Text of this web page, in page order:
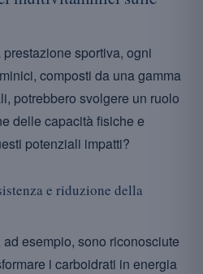
sportiva, ogni
composti da una gamma
potrebbero svolgere un ruolo
delle capacità fisiche e
potenziali impatti?
e riduzione della
esempio, sono riconosciute
i carboidrati in energia